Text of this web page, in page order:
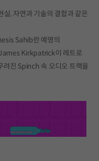
실, 자연과 기술의 결합과 같은
Sahib란 예명의
Kirkpatrick이 레트로
려진 Spinch 속 오디오 트랙을